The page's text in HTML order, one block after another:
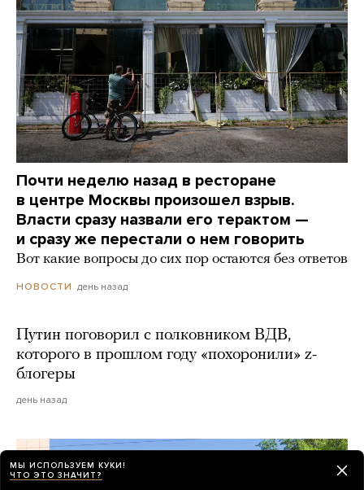
Почти неделю назад в ресторане
в центре Москвы произошел взрыв.
Власти сразу назвали его терактом —
и сразу же перестали о нем говорить
Вот какие вопросы до сих пор остаются без ответов
НОВОСТИ день назад
Путин поговорил с полковником ВДВ,
которого в прошлом году «похоронили» z-
блогеры
день назад
МЫ ИСПОЛЬЗУЕМ КУКИ!
ЧТО ЭТО ЗНАЧИТ?